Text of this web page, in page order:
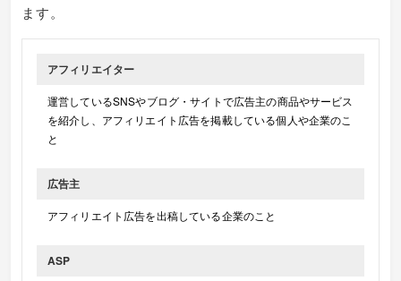
ます。
アフィリエイター
運営しているSNSやブログ・サイトで広告主の商品やサービス
を紹介し、アフィリエイト広告を掲載している個人や企業のこ
と
広告主
アフィリエイト広告を出稿している企業のこと
ASP